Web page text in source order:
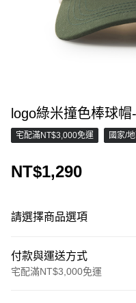
logo綠米撞色棒球
宅配滿NT$3,000免運 國家/
NT$1,290
請選擇商品選項
付款與運送方式
宅配滿NT$3,000免運